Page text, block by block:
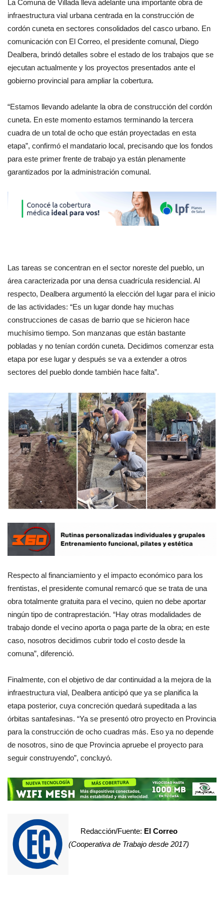
La Comuna de Villada lleva adelante una importante obra de
infraestructura vial urbana centrada en la construcción de
cordón cuneta en sectores consolidados del casco urbano. En
comunicación con El Correo, el presidente comunal, Diego
Dealbera, brindó detalles sobre el estado de los trabajos que se
ejecutan actualmente y los proyectos presentados ante el
gobierno provincial para ampliar la cobertura.
“Estamos llevando adelante la obra de construcción del cordón
cuneta. En este momento estamos terminando la tercera
cuadra de un total de ocho que están proyectadas en esta
etapa”, confirmó el mandatario local, precisando que los fondos
para este primer frente de trabajo ya están plenamente
garantizados por la administración comunal.
Las tareas se concentran en el sector noreste del pueblo, un
área caracterizada por una densa cuadrícula residencial. Al
respecto, Dealbera argumentó la elección del lugar para el inicio
de las actividades: “Es un lugar donde hay muchas
construcciones de casas de barrio que se hicieron hace
muchísimo tiempo. Son manzanas que están bastante
pobladas y no tenían cordón cuneta. Decidimos comenzar esta
etapa por ese lugar y después se va a extender a otros
sectores del pueblo donde también hace falta”.
Respecto al financiamiento y el impacto económico para los
frentistas, el presidente comunal remarcó que se trata de una
obra totalmente gratuita para el vecino, quien no debe aportar
ningún tipo de contraprestación. “Hay otras modalidades de
trabajo donde el vecino aporta o paga parte de la obra; en este
caso, nosotros decidimos cubrir todo el costo desde la
comuna”, diferenció.
Finalmente, con el objetivo de dar continuidad a la mejora de la
infraestructura vial, Dealbera anticipó que ya se planifica la
etapa posterior, cuya concreción quedará supeditada a las
órbitas santafesinas. “Ya se presentó otro proyecto en Provincia
para la construcción de ocho cuadras más. Eso ya no depende
de nosotros, sino de que Provincia apruebe el proyecto para
seguir construyendo”, concluyó.
Redacción/Fuente: El Correo
(Cooperativa de Trabajo desde 2017)